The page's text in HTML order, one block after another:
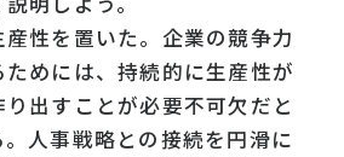
性を置いた。企業の競争力
めには、持続的に生産性が
出すことが必要不可欠だと
人事戦略との接続を円滑に